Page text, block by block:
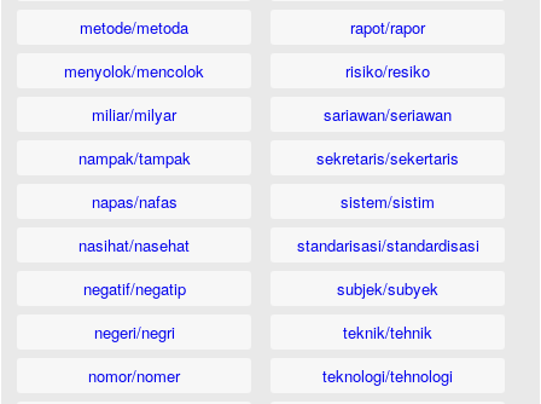
metode/metoda
menyolok/mencolok
miliar/milyar
nampak/tampak
napas/nafas
nasihat/nasehat
negatif/negatip
negeri/negri
nomor/nomer
rapot/rapor
risiko/resiko
sariawan/seriawan
sekretaris/sekertaris
sistem/sistim
standarisasi/standardisasi
subjek/subyek
teknik/tehnik
teknologi/tehnologi